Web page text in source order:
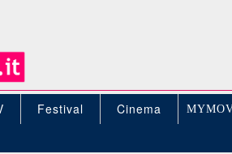
Festival Cinema